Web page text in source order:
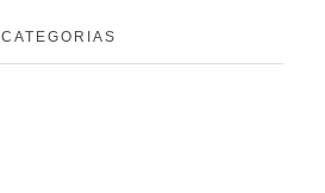
CATEGORIAS